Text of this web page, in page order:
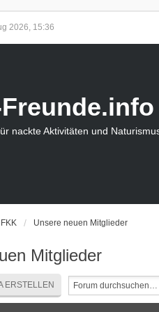
2026, 15:36
nackte Aktivitäten und
FKK Unsere neuen Mitglieder
Mitglieder
ERSTELLEN